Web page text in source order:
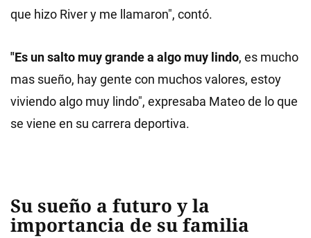
que hizo River y me llamaron", contó.
"Es un salto muy grande a algo muy lindo, es mucho
mas sueño, hay gente con muchos valores, estoy
viviendo algo muy lindo", expresaba Mateo de lo que
se viene en su carrera deportiva.
Su sueño a futuro y la
importancia de su familia